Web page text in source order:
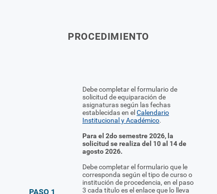
PROCEDIMIENTO
PASO 1
Debe completar el formulario de
solicitud de equiparación de
asignaturas según las fechas
establecidas en el Calendario
Institucional y Académico.
Para el 2do semestre 2026, la
solicitud se realiza del 10 al 14 de
agosto 2026.
Debe completar el formulario que le
corresponda según el tipo de curso o
institución de procedencia, en el paso
3 cada título es el enlace que lo lleva